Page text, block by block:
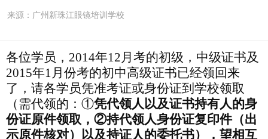
来源： 广州新珠江眼镜培训学校
各位学员，2014年12月考的初级，中级证书及
2015年1月份考的初中高级证书已经领回来
了，请各学员凭准考证或身份证到学校领取
（需代领的： ①凭代领人以及证书持有人的身
份证原件领取， ②持代领人身份证复印件（出
示原件核对）以及持证人的委托书）， 望相互